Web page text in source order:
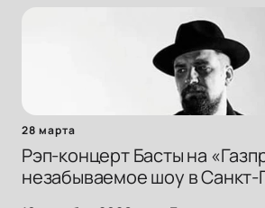
28 марта
Рэп-концерт Басты на
незабываемое шоу в Санкт-